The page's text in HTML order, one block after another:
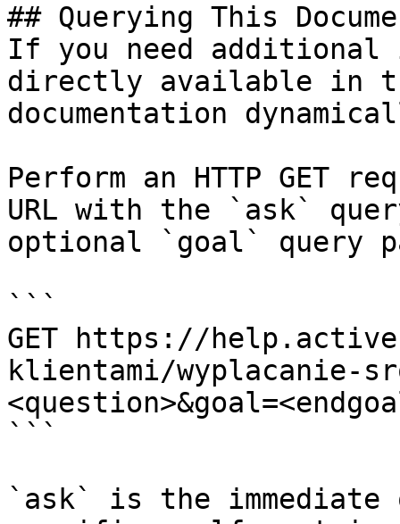
## Querying This
If you need
directly available in
documentation
Perform an HTTP GET
URL with the `ask`
optional `goal` query
```
GET https://
klientami/wyplacanie-
```
`ask` is the